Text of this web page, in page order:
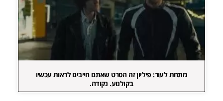
מתחת לעור: פיליון זה הסרט שאתם חייבים לראות עכשיו
בקולנוע. נקודה.